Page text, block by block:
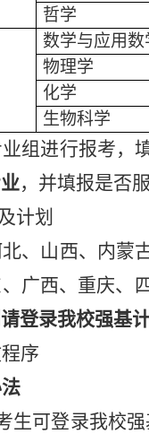
哲学
数学与应用数
物理学
化学
生物科学
组进行报考，
，并填报是否
计划
、山西、 内蒙
广西、重庆、
登录我校强基
序
生可登录我校